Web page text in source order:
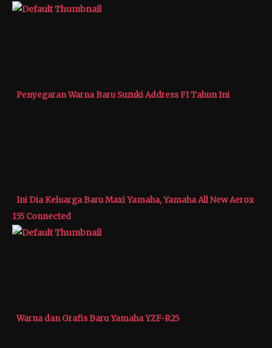
Penyegaran Warna Baru Suzuki Address FI Tahun Ini
Ini Dia Keluarga Baru Maxi Yamaha, Yamaha All New Aerox
155 Connected
Warna dan Grafis Baru Yamaha YZF-R25